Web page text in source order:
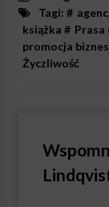
Tagi: #
książka # Prasa
promocja
Życzliwość